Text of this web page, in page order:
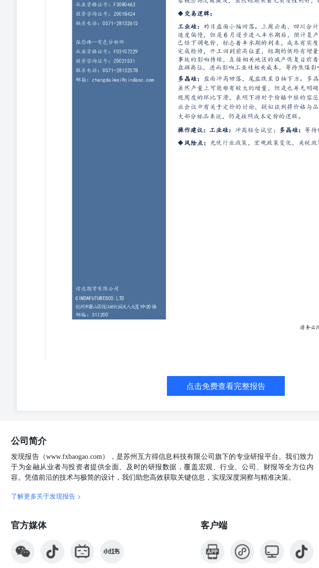
信达期货有限公司CINDAFUTURESCO.LTD杭州市萧山区钱江世纪城天人大厦19-20楼邮
来源：SMM，信达期货研究所 资料来源：SMM，信达期货研究所 资料来源：SMM，信
货研究所 资料来源：SMM，信达期货研究所 资料来源：SMM，信达期货研究所 二、下
研究所 资料来源：SMM，信达期货研究所 资料来源：SMM，信达期货研究所 三、升贴
究所 资料来源：SMM，信达期货研究所 多晶硅 一、供应端 资料来源：SMM，信达期货
究所 资料来源：SMM，信达期货研究所 二、下游需求端： 资料来源：SMM，信达期货
所 资料来源：SMM，信达期货研究所 资料来源：SMM，信达期货研究所 资料来源：
SMM，信达期货研究所 免责声明 本报告由信达期货有限公司（以下简称“信达期货”）制
业务资格，交易咨询业务资格：证监许可【2011】1445号。 本研究报告是基于本公司认
公司力求但不保证该信息的准确性和完整性，因此任何人不得对本报告所载的信息、观
完整性产生任何依赖，且信达期货不对因使用此报告及所载材料而造成的损失承担任何
本报告仅反映编写人的不同设想、见解及分析方法。同时，本公司不保证文中观点或陈
司可发出与本报告所载资料、意见及推测不一致的报告。 此报告所载的全部内容仅作参
的投资建议，且信达期货不会因接收人收到此报告而视其为客户。 如果在任何国家或地
点击免费查看完整报告
公司简介
发现报告（www.fxbaogao.com），是苏州互方得信息科技有限公司旗下的专业研报平台。我们致力
于为金融从业者与投资者提供全面、及时的研报数据，覆盖宏观、行业、公司、财报等全方位内
容。凭借前沿的技术与极简的设计，我们助您高效获取关键信息，实现深度洞察与精准决策。
了解更多关于发现报告 >
官方媒体 客户端